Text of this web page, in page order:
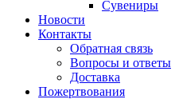
Сувениры
Новости
Контакты
Обратная связь
Вопросы и ответы
Доставка
Пожертвования